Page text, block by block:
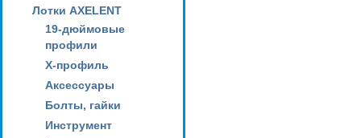
Лотки AXELENT
19-дюймовые
профили
X-профиль
Аксессуары
Болты, гайки
Инструмент